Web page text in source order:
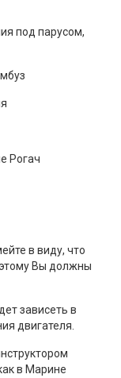
под парусом,
Рогач
в виду, что
Вы должны
зависеть в
двигателя.
в Марине